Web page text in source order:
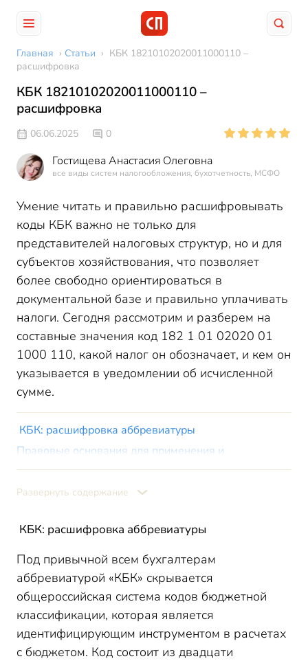
Главная › Статьи › КБК 18210102020011000110 –
расшифровка
КБК 18210102020011000110 –
расшифровка
06.06.2025 0
Гостищева Анастасия Олеговна
все виды систем налогообложения, бухотчетность, МСФО
Умение читать и правильно расшифровывать
коды КБК важно не только для
представителей налоговых структур, но и для
субъектов хозяйствования, что позволяет
более свободно ориентироваться в
документальной базе и правильно уплачивать
налоги. Сегодня рассмотрим и разберем на
составные значения код 182 1 01 02020 01
1000 110, какой налог он обозначает, и кем он
указывается в уведомлении об исчисленной
сумме.
КБК: расшифровка аббревиатуры
Правовые основания для применения и
структура кода
Развернуть содержание
КБК: расшифровка аббревиатуры
Под привычной всем бухгалтерам
аббревиатурой «КБК» скрывается
общероссийская система кодов бюджетной
классификации, которая является
идентифицирующим инструментом в расчетах
с бюджетом. Код состоит из двадцати